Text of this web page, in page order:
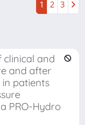
1 2 3
clinical and
and after
patients
PRO-Hydro